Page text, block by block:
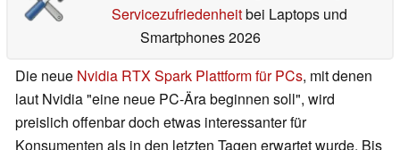
Servicezufriedenheitbei Laptops und
Smartphones 2026
Die neue Nvidia RTX Spark Plattform für PCs, mit denen
laut Nvidia "eine neue PC-Ära beginnen soll", wird
preislich offenbar doch etwas interessanter für
Konsumenten als in den letzten Tagen erwartet wurde. Bis